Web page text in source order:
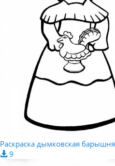
Раскраска дымковская барышня
9